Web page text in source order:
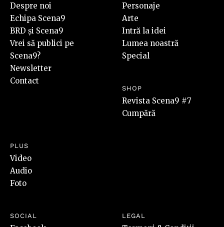
Despre noi
Echipa Scena9
BRD și Scena9
Vrei să publici pe
Scena9?
Newsletter
Contact
Personaje
Arte
Intră la idei
Lumea noastră
Special
SHOP
Revista Scena9 #7
Cumpără
PLUS
Video
Audio
Foto
SOCIAL LEGAL